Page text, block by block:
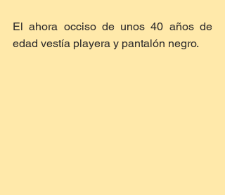
El ahora occiso de unos 40 años de
edad vestía playera y pantalón negro.